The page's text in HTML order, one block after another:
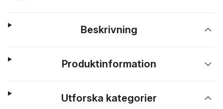
Beskrivning
Produktinformation
Utforska kategorier